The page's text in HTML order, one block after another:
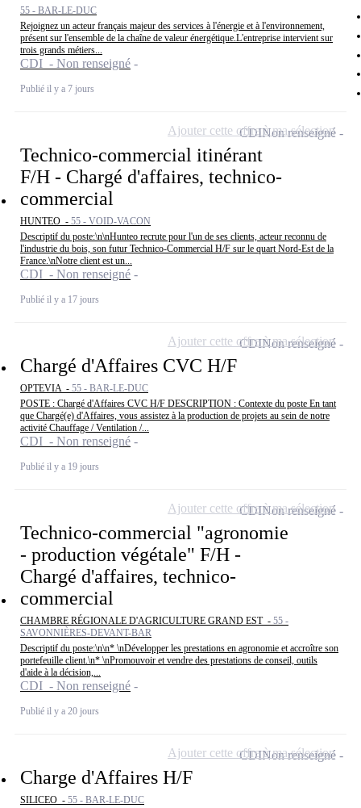
55 - BAR-LE-DUC
Rejoignez un acteur français majeur des services à l'énergie et à l'environnement,
présent sur l'ensemble de la chaîne de valeur énergétique.L'entreprise intervient sur
trois grands métiers...
CDI - Non renseigné
Publié il y a 7 jours
Technico-commercial itinérant
F/H - Chargé d'affaires, technico-
commercial
HUNTEO - 55 - VOID-VACON
Descriptif du poste:\n\nHunteo recrute pour l'un de ses clients, acteur reconnu de
l'industrie du bois, son futur Technico-Commercial H/F sur le quart Nord-Est de la
France.\nNotre client est un...
CDI - Non renseigné
Publié il y a 17 jours
CDINon renseigné
Ajouter cette offre à ma sélection
Chargé d'Affaires CVC H/F
OPTEVIA - 55 - BAR-LE-DUC
POSTE : Chargé d'Affaires CVC H/F DESCRIPTION : Contexte du poste En tant
que Chargé(e) d'Affaires, vous assistez à la production de projets au sein de notre
activité Chauffage / Ventilation /...
CDI - Non renseigné
Publié il y a 19 jours
CDINon renseigné
Ajouter cette offre à ma sélection
Technico-commercial "agronomie
- production végétale" F/H -
Chargé d'affaires, technico-
commercial
CHAMBRE RÉGIONALE D'AGRICULTURE GRAND EST - 55 -
SAVONNIÈRES-DEVANT-BAR
Descriptif du poste:\n\n* \nDévelopper les prestations en agronomie et accroître son
portefeuille client.\n* \nPromouvoir et vendre des prestations de conseil, outils
d'aide à la décision,...
CDI - Non renseigné
Publié il y a 20 jours
CDINon renseigné
Ajouter cette offre à ma sélection
Charge d'Affaires H/F
SILICEO - 55 - BAR-LE-DUC
CDINon renseigné
Ajouter cette offre à ma sélection